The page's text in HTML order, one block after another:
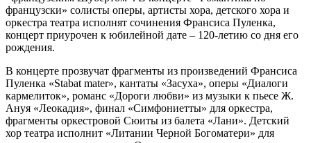
французски» солисты оперы, артисты хора, детского хора и
оркестра театра исполнят сочинения Франсиса Пуленка,
концерт приурочен к юбилейной дате – 120-летию со дня его
рождения.
В концерте прозвучат фрагменты из произведений Франсиса
Пуленка «Stabat mater», кантаты «Засуха», оперы «Диалоги
кармелиток», романс «Дороги любви» из музыки к пьесе Ж.
Ануя «Леокадия», финал «Симфониетты» для оркестра,
фрагменты оркестровой Сюиты из балета «Лани». Детский
хор театра исполнит «Литании Черной Богоматери» для